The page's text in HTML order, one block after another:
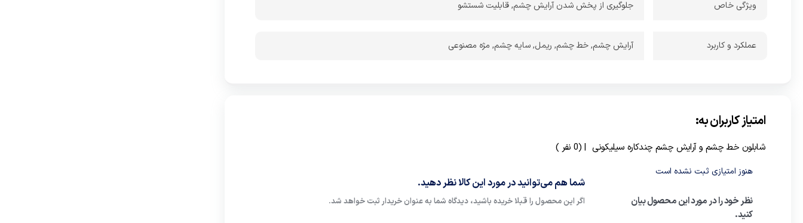
ویژگی خاص جلوگیری از پخش شدن آرایش چشم, قابلیت شستشو
عملکرد و کاربرد آرایش چشم, خط چشم, ریمل, سایه چشم, مژه مصنوعی
امتیاز کاربران به:
شابلون خط چشم و آرایش چشم چندکاره سیلیکونی | (0 نفر )
هنوز امتیازی ثبت نشده است
نظر خود را در مورد این محصول بیان
کنید.
شما هم می‌توانید در مورد این کالا نظر دهید.
اگر این محصول را قبلا خریده باشید، دیدگاه شما به عنوان خریدار ثبت خواهد شد.